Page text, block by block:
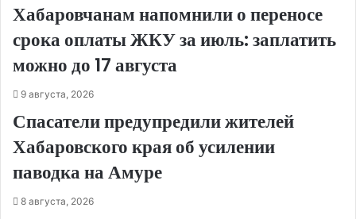
Хабаровчанам напомнили о переносе
срока оплаты ЖКУ за июль: заплатить
можно до 17 августа
9 августа, 2026
Спасатели предупредили жителей
Хабаровского края об усилении
паводка на Амуре
8 августа, 2026